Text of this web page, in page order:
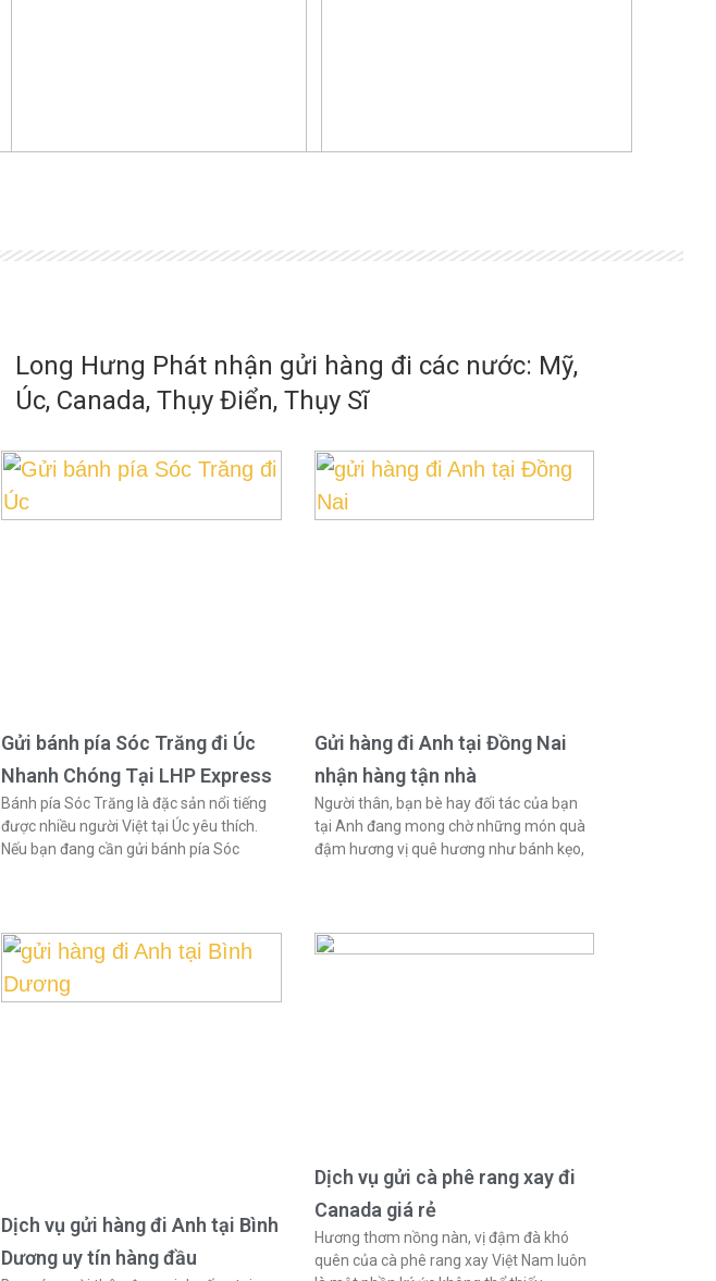
Long Hưng Phát nhận gửi hàng đi các nước: Mỹ,
Úc, Canada, Thụy Điển, Thụy Sĩ
Gửi bánh pía Sóc Trăng đi Úc
Nhanh Chóng Tại LHP Express
Bánh pía Sóc Trăng là đặc sản nổi tiếng
được nhiều người Việt tại Úc yêu thích.
Nếu bạn đang cần gửi bánh pía Sóc
Gửi hàng đi Anh tại Đồng Nai
nhận hàng tận nhà
Người thân, bạn bè hay đối tác của bạn
tại Anh đang mong chờ những món quà
đậm hương vị quê hương như bánh kẹo,
Dịch vụ gửi hàng đi Anh tại Bình
Dương uy tín hàng đầu
Dịch vụ gửi cà phê rang xay đi
Canada giá rẻ
Hương thơm nồng nàn, vị đậm đà khó
quên của cà phê rang xay Việt Nam luôn